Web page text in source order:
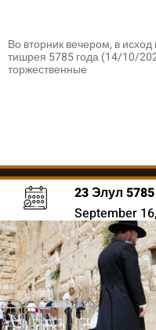
Во вторник вечером, в
тишрея 5785 года (14/10/
торжественные
23 Элул 5785
September